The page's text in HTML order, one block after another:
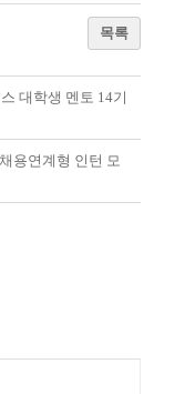
목록
대학생 멘토 14기
용연계형 인턴 모